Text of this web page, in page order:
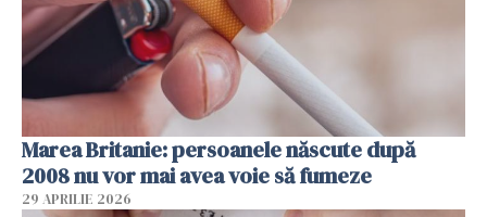
Marea Britanie: persoanele născute după
2008 nu vor mai avea voie să fumeze
29 APRILIE 2026